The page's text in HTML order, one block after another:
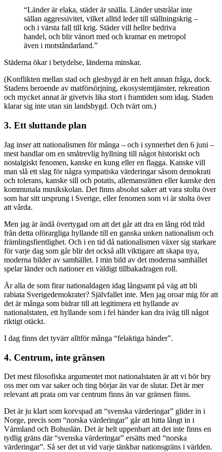
“Länder är elaka, städer är snälla. Länder utstrålar inte
sällan aggressivitet, vilket alltid leder till ställningskrig –
och i värsta fall till krig. Städer vill hellre bedriva
handel, och blir vänort med och kramar en metropol
även i motståndarland.”
Städerna ökar i betydelse, länderna minskar.
(Konflikten mellan stad och glesbygd är en helt annan fråga, dock.
Stadens beroende av matförsörjning, ekosystemtjänster, rekreation
och mycket annat är givetvis lika stort i framtiden som idag. Staden
klarar sig inte utan sin landsbygd. Och tvärt om.)
3. Ett sluttande plan
Jag inser att nationalismen för många – och i synnerhet den 6 juni –
mest handlar om en småtrevlig hyllning till något historiskt och
nostalgiskt fenomen, kanske en kung eller en flagga. Kanske vill
man slå ett slag för några sympatiska värderingar såsom demokrati
och tolerans, kanske sill och potatis, allemansrätten eller kanske den
kommunala musikskolan. Det finns absolut saker att vara stolta över
som har sitt ursprung i Sverige, eller fenomen som vi är stolta över
att vårda.
Men jag är ändå övertygad om att det går att dra en lång röd tråd
från detta oförargliga hyllande till en ganska unken nationalism och
främlingsfientlighet. Och i en tid då nationalismen växer sig starkare
för varje dag som går blir det också allt viktigare att skapa nya,
moderna bilder av samhället. I min bild av det moderna samhället
spelar länder och nationer en väldigt tillbakadragen roll.
Är alla de som firar nationaldagen idag långsamt på väg att bli
rabiata Sverigedemokrater? Självfallet inte. Men jag oroar mig för att
det är många som bidrar till att legitimera ett hyllande av
nationalstaten, ett hyllande som i fel händer kan dra iväg till något
riktigt otäckt.
I dag finns det tyvärr alltför många “felaktiga händer”.
4. Centrum, inte gränsen
Det mest filosofiska argumentet mot nationalstaten är att vi bör bry
oss mer om var saker och ting börjar än var de slutar. Det är mer
relevant att prata om var centrum finns än var gränsen finns.
Det är ju klart som korvspad att “svenska värderingar” glider in i
Norge, precis som “norska värderingar” går att hitta långt in i
Värmland och Bohuslän. Det är helt uppenbart att det inte finns en
tydlig gräns där “svenska värderingar” ersätts med “norska
värderingar”. Så ser det ut vid varje tänkbar nationsgräns i världen.